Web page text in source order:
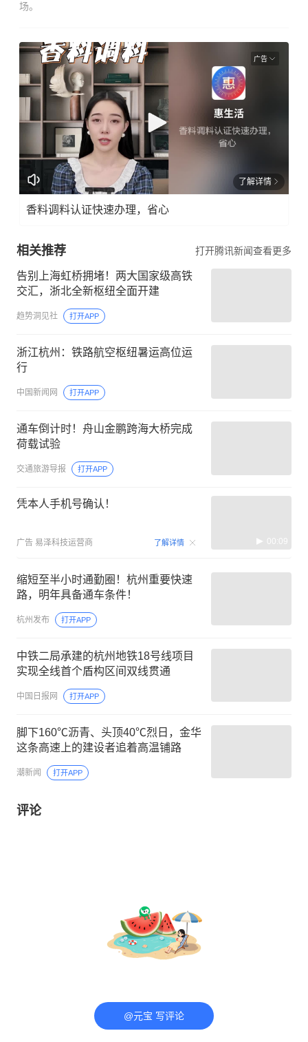
场。
广告
了解详情
香料调料认证快速办理，省心
相关推荐 打开腾讯新闻查看更多
告别上海虹桥拥堵！两大国家级高铁
交汇，浙北全新枢纽全面开建
趋势洞见社 打开APP
浙江杭州：铁路航空枢纽暑运高位运
行
中国新闻网 打开APP
通车倒计时！舟山金鹏跨海大桥完成
荷载试验
交通旅游导报 打开APP
凭本人手机号确认！
广告 易泽科技运营商 了解详情 00:09
缩短至半小时通勤圈！杭州重要快速
路，明年具备通车条件！
杭州发布 打开APP
中铁二局承建的杭州地铁18号线项目
实现全线首个盾构区间双线贯通
中国日报网 打开APP
脚下160℃沥青、头顶40℃烈日，金华
这条高速上的建设者追着高温铺路
潮新闻 打开APP
评论
@元宝 写评论